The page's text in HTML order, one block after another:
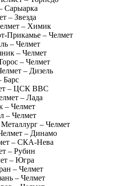
Сарыарка
– Звезда
– Химик
Прикамье – Челмет
– Челмет
– Челмет
– Челмет
– Дизель
Барс
– ЦСК ВВС
– Лада
– Челмет
– Челмет
– Челмет
– Динамо
– СКА-Нева
– Рубин
– Югра
– Челмет
– Челмет